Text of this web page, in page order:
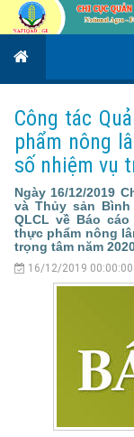
Công tác
phẩm nông
số nhiệm vụ
Ngày 16/12/2019
và Thủy sản
QLCL về Báo
thực phẩm nông
trọng tâm năm
16/12/2019 00:00:00 |